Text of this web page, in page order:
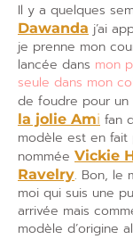
Il y a quelques
Dawanda j’ai
je prenne mon
lancée dans mon
seule dans mon
de foudre pour
la jolie Ami fan
modèle est en
nommée Vickie
Ravelry. Bon, le
moi qui suis une
arrivée mais
modèle d’origine